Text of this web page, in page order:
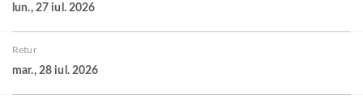
lun., 27 iul. 2026
Retur
mar., 28 iul. 2026